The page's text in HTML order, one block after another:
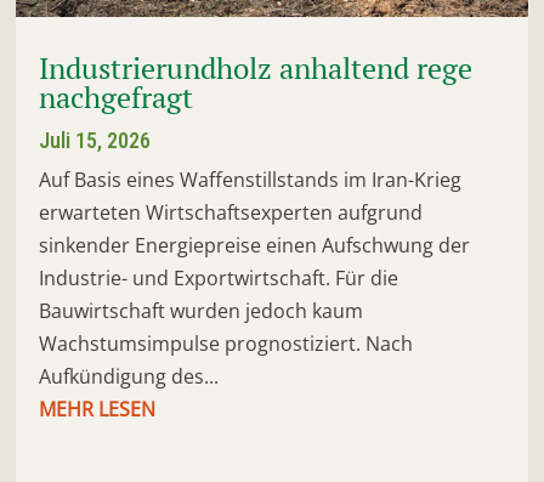
Industrierundholz anhaltend rege
nachgefragt
Juli 15, 2026
Auf Basis eines Waffenstillstands im Iran-Krieg
erwarteten Wirtschaftsexperten aufgrund
sinkender Energiepreise einen Aufschwung der
Industrie- und Exportwirtschaft. Für die
Bauwirtschaft wurden jedoch kaum
Wachstumsimpulse prognostiziert. Nach
Aufkündigung des...
MEHR LESEN